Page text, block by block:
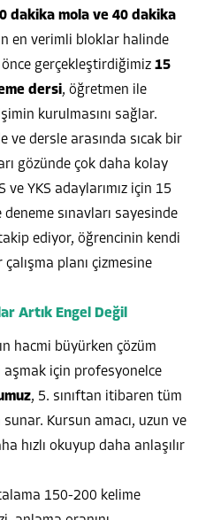
dakika mola ve 40 dakika
en verimli bloklar halinde
gerçekleştirdiğimiz 15
dersi, öğretmen ile
kurulmasını sağlar.
ve dersle arasında sıcak bir
gözünde çok daha kolay
ve YKS adaylarımız için 15
sınavları sayesinde
ediyor, öğrencinin kendi
planı çizmesine
Artık Engel Değil
hacmi büyürken çözüm
aşmak için profesyonelce
, 5. sınıftan itibaren tüm
Kursun amacı, uzun ve
hızlı okuyup daha anlaşılır
150-200 kelime